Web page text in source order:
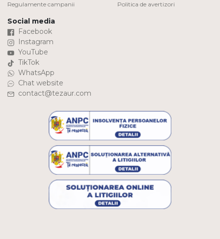
Regulamente campanii
Politica de avertizori
Social media
Facebook
Instagram
YouTube
TikTok
WhatsApp
Chat website
contact@tezaur.com